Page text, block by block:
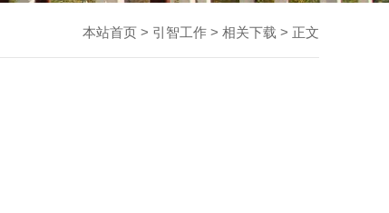
本站首页 > 引智工作 > 相关下载 > 正文